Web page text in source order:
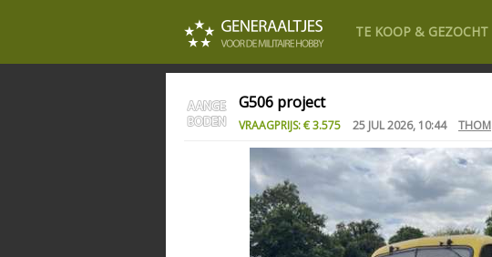
TE KOOP & GEZOCHT
G506 project
VRAAGPRIJS: € 3.575 25 JUL 2026, 10:44 THOM